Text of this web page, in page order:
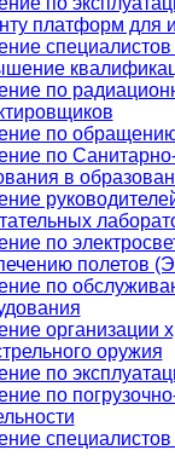
платформ для
специалистов
по
по
по
в
по
полетов
по
организации
оружия
по
по